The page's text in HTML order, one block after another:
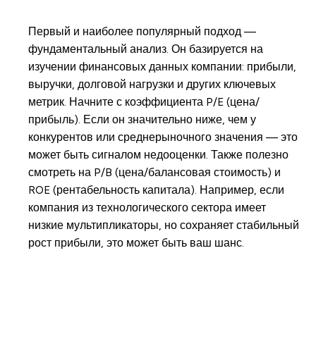
Первый и наиболее популярный подход —
фундаментальный анализ. Он базируется на
изучении финансовых данных компании: прибыли,
выручки, долговой нагрузки и других ключевых
метрик. Начните с коэффициента P/E (цена/
прибыль). Если он значительно ниже, чем у
конкурентов или среднерыночного значения — это
может быть сигналом недооценки. Также полезно
смотреть на P/B (цена/балансовая стоимость) и
ROE (рентабельность капитала). Например, если
компания из технологического сектора имеет
низкие мультипликаторы, но сохраняет стабильный
рост прибыли, это может быть ваш шанс.